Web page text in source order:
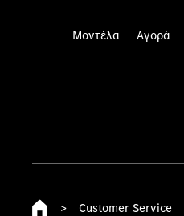
Μοντέλα Αγορά
> Customer Service